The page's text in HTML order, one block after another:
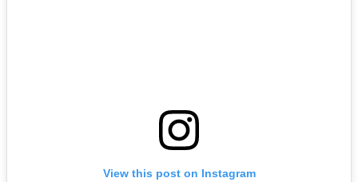
View this post on Instagram